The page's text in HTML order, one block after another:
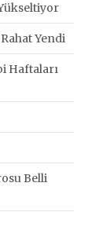
Yendi
Haftaları
Belli